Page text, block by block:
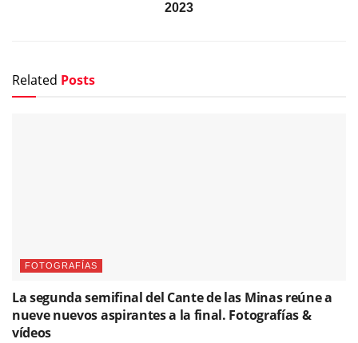
2023
Related Posts
FOTOGRAFÍAS
La segunda semifinal del Cante de las Minas reúne a
nueve nuevos aspirantes a la final. Fotografías &
vídeos